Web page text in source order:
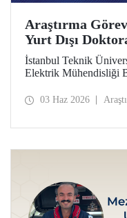
Araştırma
Yurt Dışı
İstanbul Teknik
Elektrik Mühendisliği
Sırası Araştırma
03 Haz 2026